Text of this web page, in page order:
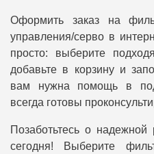
Оформить заказ на
управления/серво в
просто: выберите
добавьте в корзину и
вам нужна помощь в
всегда готовы
Позаботьтесь о
сегодня! Выберите